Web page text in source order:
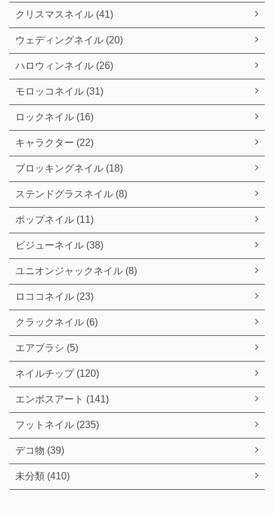
クリスマスネイル (41)
ウェディングネイル (20)
ハロウィンネイル (26)
モロッコネイル (31)
ロックネイル (16)
キャラクター (22)
ブロッキングネイル (18)
ステンドグラスネイル (8)
ポップネイル (11)
ビジューネイル (38)
ユニオンジャックネイル (8)
ロココネイル (23)
クラックネイル (6)
エアブラシ (5)
ネイルチップ (120)
エンボスアート (141)
フットネイル (235)
デコ物 (39)
未分類 (410)